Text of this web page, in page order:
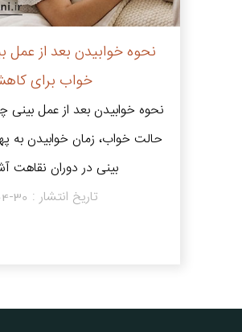
نحوه خوابیدن بعد از عمل
خواب برای
نحوه خوابیدن بعد از عمل بینی
حالت خواب، زمان خوابیدن به
بینی در دوران نقاهت
تاریخ انتشار : 30